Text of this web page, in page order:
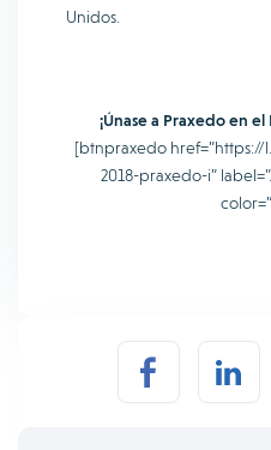
Unidos.
¡Únase a Praxedo en
[btnpraxedo
2018-praxedo-i”